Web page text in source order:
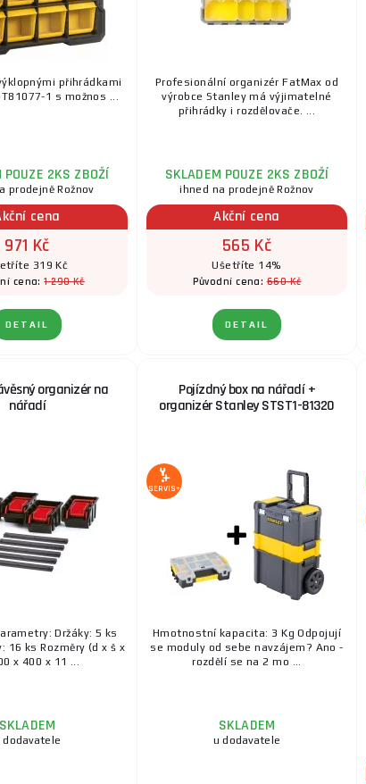
přihrádkami
1 s možnos ...
POUZE 2KS ZBOŽÍ
prodejně Rožnov
cena
971 Kč
319 Kč
cena:1 290 Kč
DETAIL
Profesionální organizér FatMax od
výrobce Stanley má výjimatelné
přihrádky i rozdělovače. ...
SKLADEM POUZE 2KS ZBOŽÍ
ihned na prodejně Rožnov
Akční cena
565 Kč
Ušetříte 14%
Původní cena:660 Kč
DETAIL
organizér na
nářadí
Držáky: 5 ks
16 ks Rozměry (d x š x
x 400 x 11 ...
SKLADEM
dodavatele
Pojízdný box na nářadí +
organizér Stanley STST1-81320
SERVIS+
Hmotnostní kapacita: 3 Kg Odpojují
se moduly od sebe navzájem? Ano -
rozdělí se na 2 mo ...
SKLADEM
u dodavatele